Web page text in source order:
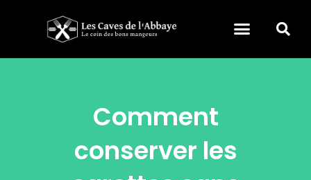
Comment
conserver les